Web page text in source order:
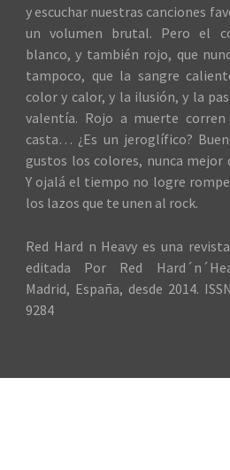
y escuchar nuestras canciones
un volumen brutal. Pero el
blanco, y también rojo, que
tampoco, que la sangre
color y calor, y la ilusión, y la
valentía. Rojo a muerte
casta… ¿Es un jeroglífico?
gustos los colores, nunca
Y ojalá el tiempo no logre
los lazos que te unen al rock.
Red Hard n Heavy es una
editada Por Red
Madrid, España, desde 2014.
9284